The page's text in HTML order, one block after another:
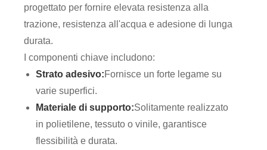
progettato per fornire elevata resistenza alla
trazione, resistenza all'acqua e adesione di lunga
durata.
I componenti chiave includono:
Strato adesivo:Fornisce un forte legame su
varie superfici.
Materiale di supporto:Solitamente realizzato
in polietilene, tessuto o vinile, garantisce
flessibilità e durata.